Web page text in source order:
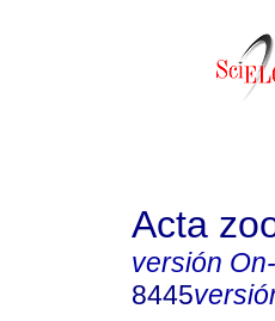
Acta
versión
8445